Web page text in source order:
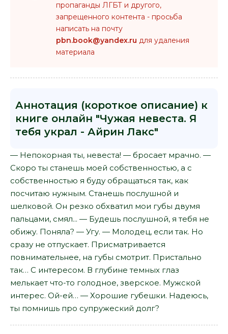
пропаганды ЛГБТ и другого,
запрещенного контента - просьба
написать на почту
pbn.book@yandex.ru для удаления
материала
Аннотация (короткое описание) к
книге онлайн "Чужая невеста. Я
тебя украл - Айрин Лакс"
— Непокорная ты, невеста! — бросает мрачно. —
Скоро ты станешь моей собственностью, а с
собственностью я буду обращаться так, как
посчитаю нужным. Станешь послушной и
шелковой. Он резко обхватил мои губы двумя
пальцами, смял... — Будешь послушной, я тебя не
обижу. Поняла? — Угу. — Молодец, если так. Но
сразу не отпускает. Присматривается
повнимательнее, на губы смотрит. Пристально
так… С интересом. В глубине темных глаз
мелькает что-то голодное, зверское. Мужской
интерес. Ой-ей… — Хорошие губешки. Надеюсь,
ты помнишь про супружеский долг?